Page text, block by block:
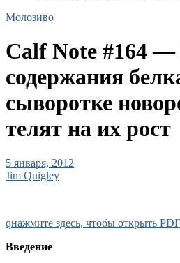
Mолозиво
Calf Note #164
содержания
сыворотке
телят на их рост
5 января, 2012
Jim Quigley
qнажмите здесь, чтобы открыть
Введение